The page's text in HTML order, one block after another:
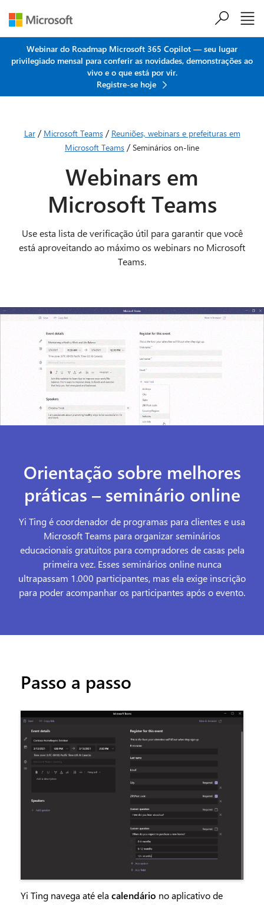
Webinar do Roadmap Microsoft 365 Copilot — seu lugar
privilegiado mensal para conferir as novidades, demonstrações ao
vivo e o que está por vir.
Registre-se hoje
Lar/ Microsoft Teams/ Reuniões, webinars e prefeituras em
Microsoft Teams /Seminários on-line
Webinars em
Microsoft Teams
Use esta lista de verificação útil para garantir que você
está aproveitando ao máximo os webinars no Microsoft
Teams.
Orientação sobre melhores
práticas – seminário online
Yi Ting é coordenador de programas para clientes e usa
Microsoft Teams para organizar seminários
educacionais gratuitos para compradores de casas pela
primeira vez. Esses seminários online nunca
ultrapassam 1.000 participantes, mas ela exige inscrição
para poder acompanhar os participantes após o evento.
Passo a passo
Yi Ting navega até ela calendário no aplicativo de